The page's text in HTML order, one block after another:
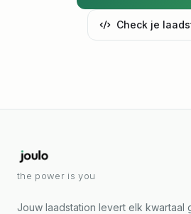
Check je
the power is you
Jouw laadstation levert elk kwartaal